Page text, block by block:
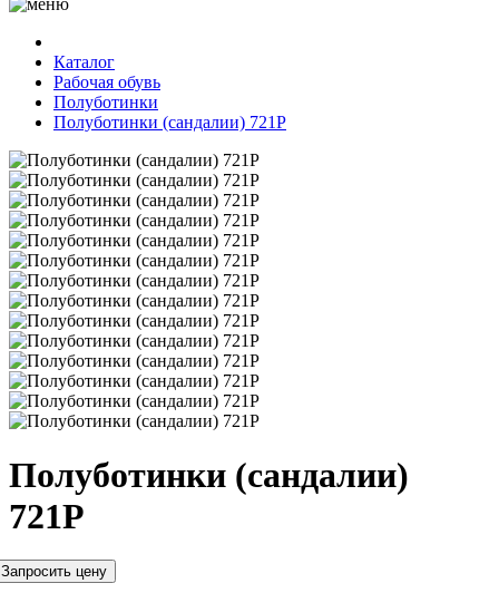
Каталог
Рабочая обувь
Полуботинки
Полуботинки (сандалии) 721Р
Полуботинки (сандалии)
721Р
Запросить цену